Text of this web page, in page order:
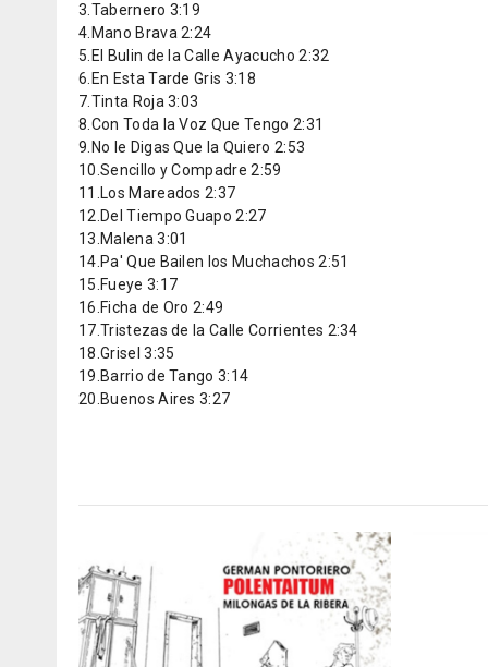
3.Tabernero 3:19
4.Mano Brava 2:24
5.El Bulin de la Calle Ayacucho 2:32
6.En Esta Tarde Gris 3:18
7.Tinta Roja 3:03
8.Con Toda la Voz Que Tengo 2:31
9.No le Digas Que la Quiero 2:53
10.Sencillo y Compadre 2:59
11.Los Mareados 2:37
12.Del Tiempo Guapo 2:27
13.Malena 3:01
14.Pa' Que Bailen los Muchachos 2:51
15.Fueye 3:17
16.Ficha de Oro 2:49
17.Tristezas de la Calle Corrientes 2:34
18.Grisel 3:35
19.Barrio de Tango 3:14
20.Buenos Aires 3:27